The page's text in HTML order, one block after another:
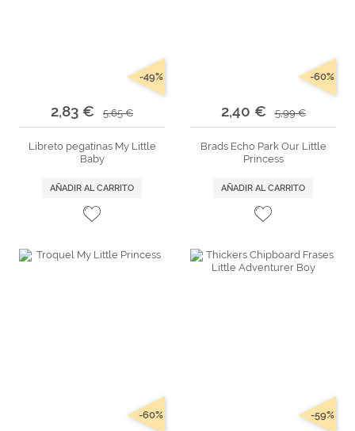
2,83 € 5,65 €
-49%
Libreto pegatinas My Little
Baby
AÑADIR AL CARRITO
2,40 € 5,99 €
-60%
Brads Echo Park Our Little
Princess
AÑADIR AL CARRITO
-60% -59%